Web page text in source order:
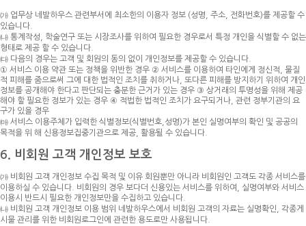
㈎ 업무상 네발하우스 관련부서에 최소한의 이용자 정보 (성명, 주소, 전화번호)를 제공할 수
있습니다.
㈏ 통계작성, 학술연구 또는 시장조사를 위하여 필요한 경우로서 특정 개인을 식별할 수 없는
형태로 제공 할 수 있습니다.
㈐ 다음의 경우는 고객 및 회원의 동의 없이 개인정보를 제공할 수 있습니다.
① 서비스 이용 약관 또는 정책을 위반한 경우 ② 서비스를 이용하여 타인에게 정신적, 물질
적 피해를 줌으로써 그에 대한 법적인 조치를 취하거나, 또다른 피해를 방지하기 위하여 개인
정보를 공개해야 한다고 판단되는 충분한 근거가 있는 경우 ③ 상거래의 투명성을 위해 제공
해야 할 필요한 정보가 있는 경우 ④ 적법한 법적인 조치가 요구되거나, 관련 정부기관의 요
구가 있을 경우
㈒ 서비스 이용주체가 입력한 식별정보(식별번호,성명)가 본인 실명여부의 확인 및 공공의
목적을 위 해 신용정보집중기관으로 제공, 활용될 수 있습니다.
6. 비회원 고객 개인정보 보호
㈎ 비회원 고객 개인정보 수집 목적 및 이유 회원뿐만 아니라 비회원인 고객도 각종 서비스를
이용하실 수 있습니다. 비회원의 경우 보다더 신용있는 서비스를 위하여, 실명여부와 서비스
이용시 반드시 필요한 개인정보만을 수집하고 있습니다.
㈏ 비회원 고객 개인정보 이용 범위 네발하우스에서 비회원 고객의 자료는 실명확인, 각종게
시물 관리를 위한 비회원로그인에 관련한 용도로만 사용됩니다.